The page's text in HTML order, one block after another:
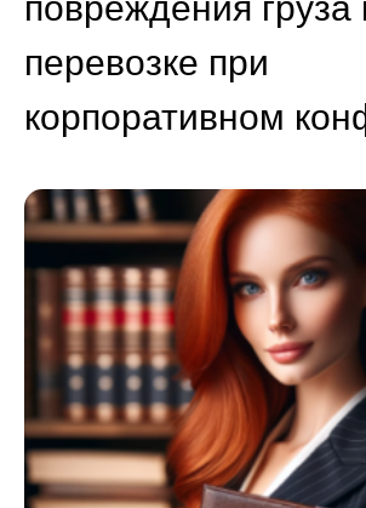
перевозке при
корпоративном